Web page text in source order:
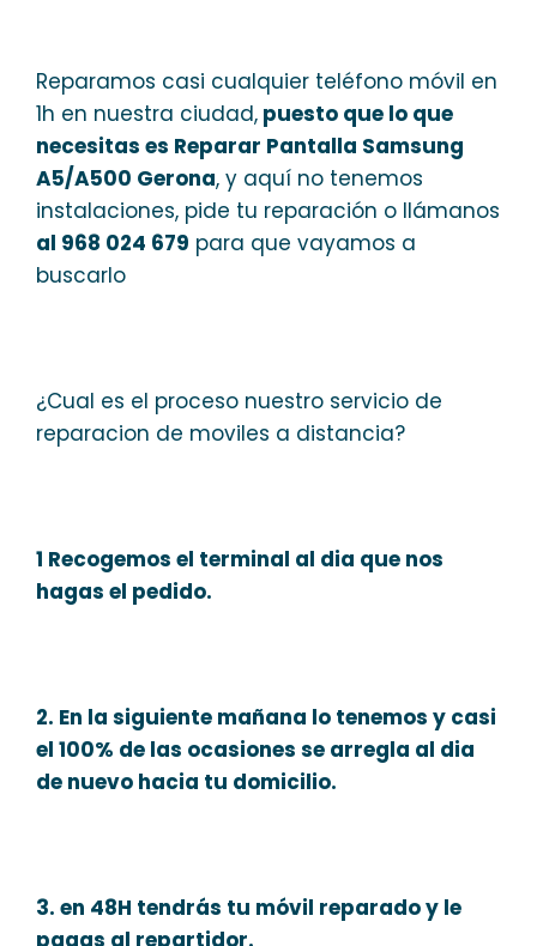
Reparamos casi cualquier teléfono móvil en
1h en nuestra ciudad, puesto que lo que
necesitas es Reparar Pantalla Samsung
A5/A500 Gerona, y aquí no tenemos
instalaciones, pide tu reparación o llámanos
al 968 024 679 para que vayamos a
buscarlo
¿Cual es el proceso nuestro servicio de
reparacion de moviles a distancia?
1 Recogemos el terminal al dia que nos
hagas el pedido.
2. En la siguiente mañana lo tenemos y casi
el 100% de las ocasiones se arregla al dia
de nuevo hacia tu domicilio.
3. en 48H tendrás tu móvil reparado y le
pagas al repartidor.